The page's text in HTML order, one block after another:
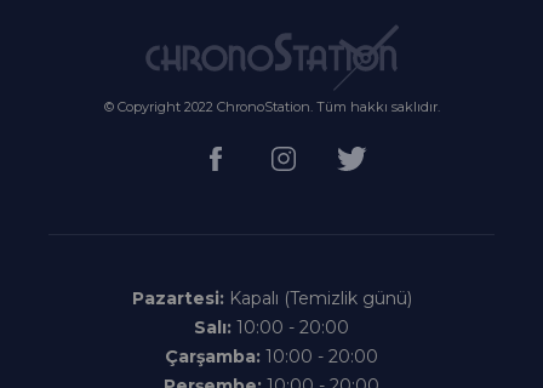
© Copyright 2022 ChronoStation. Tüm hakkı saklıdır.
Pazartesi: Kapalı (Temizlik günü)
Salı: 10:00 - 20:00
Çarşamba: 10:00 - 20:00